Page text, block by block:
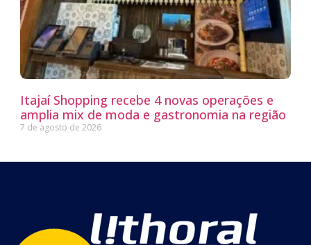
Itajaí Shopping recebe 4 novas operações e
amplia mix de moda e gastronomia na região
7 de agosto de 2026